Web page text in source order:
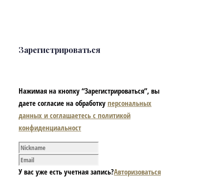
Зарегистрироваться
Нажимая на кнопку “Зарегистрироваться”, вы
даете согласие на обработку персональных
данных и соглашаетесь с политикой
конфиденциальност
У вас уже есть учетная запись?Авторизоваться